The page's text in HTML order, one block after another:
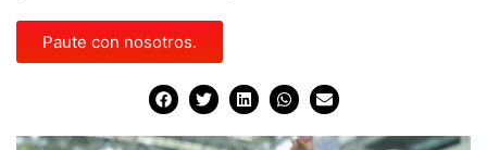
Paute con nosotros.